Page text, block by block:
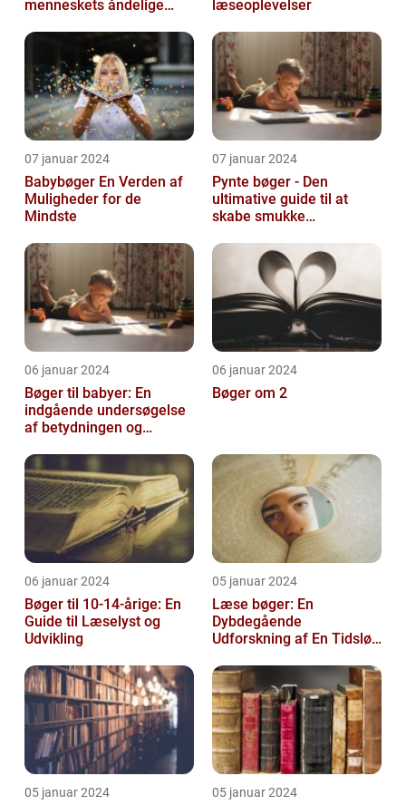
menneskets åndelige
læseoplevelser
07 januar 2024
Babybøger En Verden af
Muligheder for de
Mindste
07 januar 2024
Pynte bøger - Den
ultimative guide til at
skabe smukke
06 januar 2024
Bøger til babyer: En
indgående undersøgelse
af betydningen og
læsestof
06 januar 2024
Bøger om 2
06 januar 2024
Bøger til 10-14-årige: En
Guide til Læselyst og
Udvikling
05 januar 2024
Læse bøger: En
Dybdegående
Udforskning af En Tidsløs
05 januar 2024 05 januar 2024